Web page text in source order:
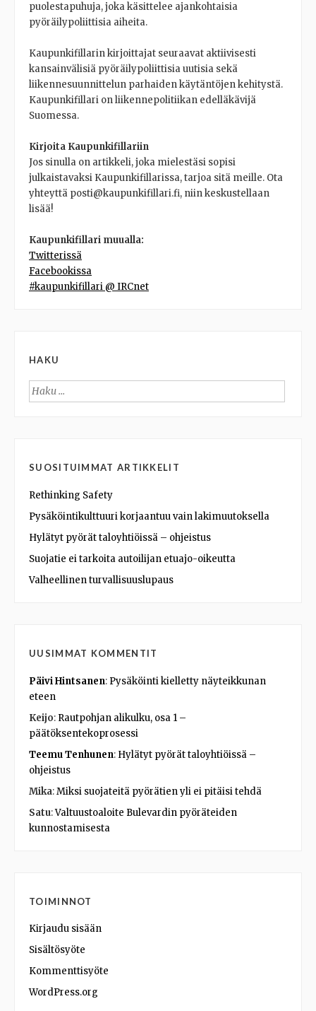
puolestapuhuja, joka käsittelee ajankohtaisia
pyöräilypoliittisia aiheita.
Kaupunkifillarin kirjoittajat seuraavat aktiivisesti
kansainvälisiä pyöräilypoliittisia uutisia sekä
liikennesuunnittelun parhaiden käytäntöjen kehitystä.
Kaupunkifillari on liikennepolitiikan edelläkävijä
Suomessa.
Kirjoita Kaupunkifillariin
Jos sinulla on artikkeli, joka mielestäsi sopisi
julkaistavaksi Kaupunkifillarissa, tarjoa sitä meille. Ota
yhteyttä posti@kaupunkifillari.fi, niin keskustellaan
lisää!
Kaupunkifillari muualla:
Twitterissä
Facebookissa
#kaupunkifillari @ IRCnet
HAKU
Haku:
SUOSITUIMMAT ARTIKKELIT
Rethinking Safety
Pysäköintikulttuuri korjaantuu vain lakimuutoksella
Hylätyt pyörät taloyhtiöissä – ohjeistus
Suojatie ei tarkoita autoilijan etuajo-oikeutta
Valheellinen turvallisuuslupaus
UUSIMMAT KOMMENTIT
Päivi Hintsanen: Pysäköinti kielletty näyteikkunan
eteen
Keijo: Rautpohjan alikulku, osa 1 –
päätöksentekoprosessi
Teemu Tenhunen: Hylätyt pyörät taloyhtiöissä –
ohjeistus
Mika:Miksi suojateitä pyörätien yli ei pitäisi tehdä
Satu:Valtuustoaloite Bulevardin pyöräteiden
kunnostamisesta
TOIMINNOT
Kirjaudu sisään
Sisältösyöte
Kommenttisyöte
WordPress.org